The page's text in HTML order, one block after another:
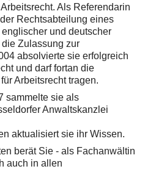
Als Referendarin
Rechtsabteilung eines
und deutscher
Zulassung zur
absolvierte sie erfolgreich
und darf fortan die
Arbeitsrecht tragen.
sammelte sie als
Anwaltskanzlei
aktualisiert sie ihr Wissen.
berät Sie - als Fachanwältin
auch in allen